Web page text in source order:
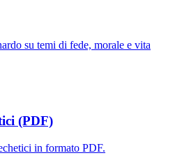
su temi di fede, morale e vita
(PDF)
in formato PDF.